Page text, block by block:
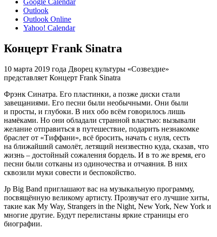
Outlook
Outlook Online
Yahoo! Calendar
Концерт Frank Sinatra
10 марта 2019 года Дворец культуры «Созвездие»
представляет Концерт Frank Sinatra
Фрэнк Синатра. Его пластинки, а позже диски стали
завещаниями. Его песни были необычными. Они были
и просты, и глубоки. В них обо всём говорилось лишь
намёками. Но они обладали странной властью: вызывали
желание отправиться в путешествие, подарить незнакомке
браслет от «Тиффани», всё бросить, начать с нуля, сесть
на ближайший самолёт, летящий неизвестно куда, сказав, что
жизнь – достойный сожаления бордель. И в то же время, его
песни были сотканы из одиночества и отчаяния. В них
сквозили муки совести и беспокойство.
Jp Big Band приглашают вас на музыкальную программу,
посвящённую великому артисту. Прозвучат его лучшие хиты,
такие как My Way, Strangers in the Night, New York, New York и
многие другие. Будут перелистаны яркие страницы его
биографии.